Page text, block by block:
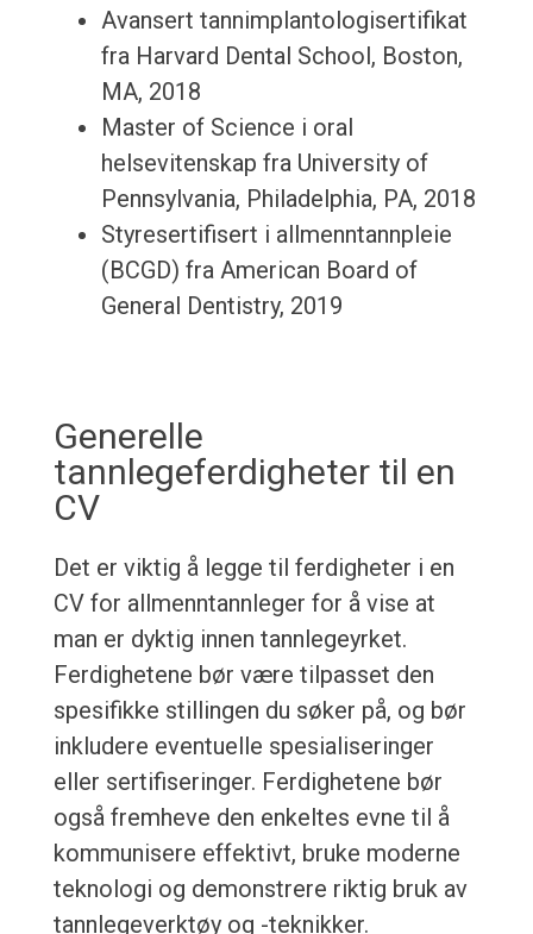
Avansert tannimplantologisertifikat
fra Harvard Dental School, Boston,
MA, 2018
Master of Science i oral
helsevitenskap fra University of
Pennsylvania, Philadelphia, PA, 2018
Styresertifisert i allmenntannpleie
(BCGD) fra American Board of
General Dentistry, 2019
Generelle
tannlegeferdigheter til en
CV
Det er viktig å legge til ferdigheter i en
CV for allmenntannleger for å vise at
man er dyktig innen tannlegeyrket.
Ferdighetene bør være tilpasset den
spesifikke stillingen du søker på, og bør
inkludere eventuelle spesialiseringer
eller sertifiseringer. Ferdighetene bør
også fremheve den enkeltes evne til å
kommunisere effektivt, bruke moderne
teknologi og demonstrere riktig bruk av
tannlegeverktøy og -teknikker.